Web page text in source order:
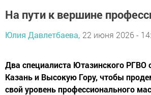
На пути к вершине
Юлия Давлетбаева, 22 июня 2026 -
Два специалиста Ютазинского РГВО
Казань и Высокую Гору, чтобы
свой уровень профессионального